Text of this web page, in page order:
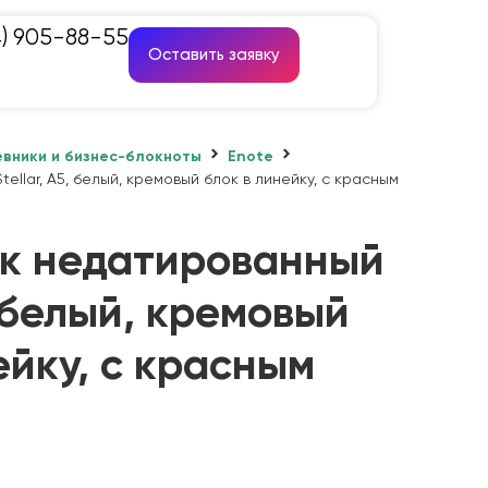
905-88-55
Оставить заявку
и бизнес-блокноты
Enote
А5, белый, кремовый блок в линейку, с красным
недатированный
кремовый
с красным